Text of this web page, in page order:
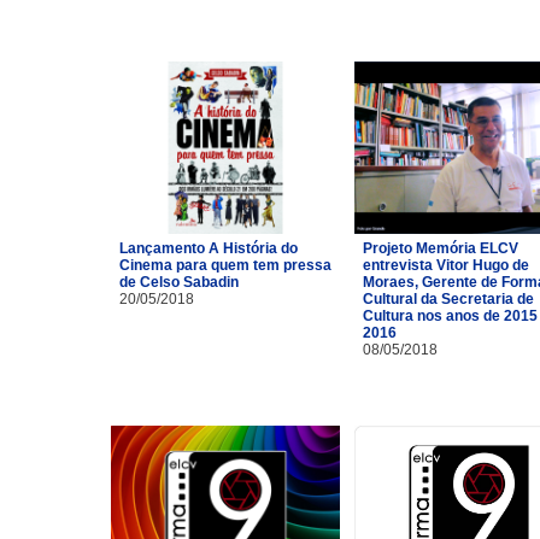
Lançamento A História do
Cinema para quem tem pressa
de Celso Sabadin
20/05/2018
Projeto Memória ELCV
entrevista Vitor Hugo de
Moraes, Gerente de
Cultural da Secretaria de
Cultura nos anos de 2015
2016
08/05/2018